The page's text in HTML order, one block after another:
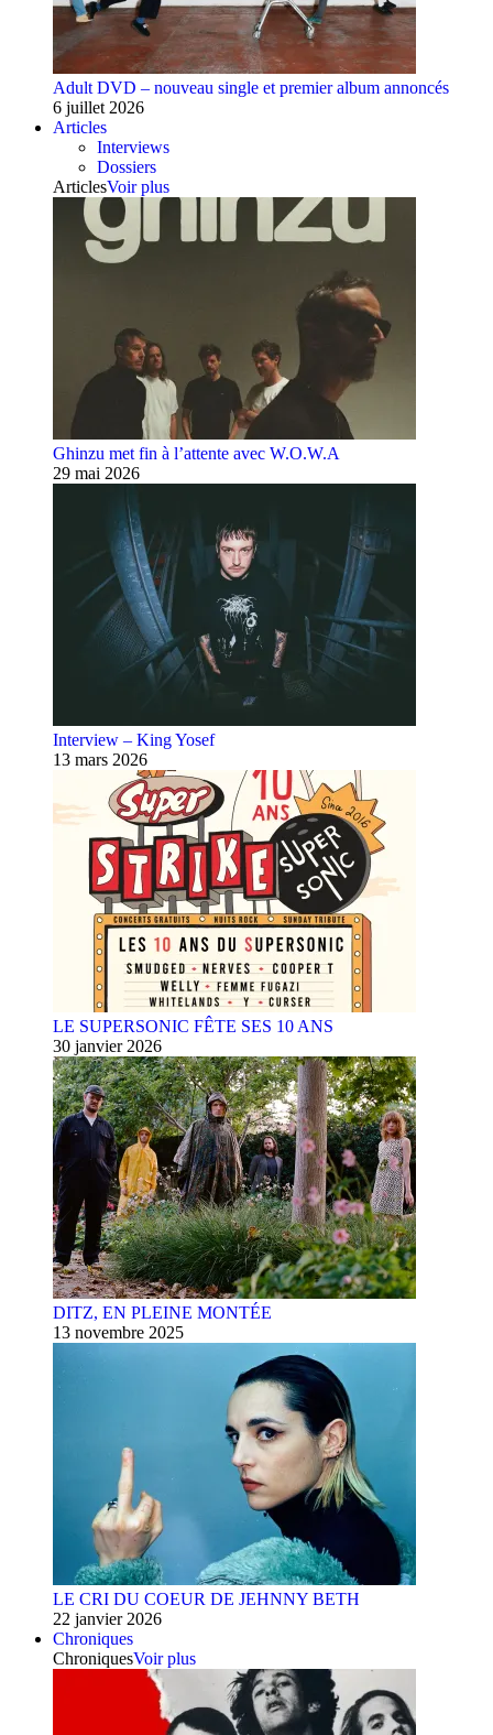
Adult DVD – nouveau single et premier album annoncés
6 juillet 2026
Articles
Interviews
Dossiers
ArticlesVoir plus
Ghinzu met fin à l’attente avec W.O.W.A
29 mai 2026
Interview – King Yosef
13 mars 2026
LE SUPERSONIC FÊTE SES 10 ANS
30 janvier 2026
DITZ, EN PLEINE MONTÉE
13 novembre 2025
LE CRI DU COEUR DE JEHNNY BETH
22 janvier 2026
Chroniques
ChroniquesVoir plus